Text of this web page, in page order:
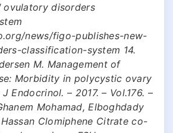
ovulatory disorders
news/figo-publishes-new-
classification-system 14.
M. Mаnаgement of
Morbidity in polycystic ovаry
Endocrinol. – 2017. – Vol.176. –
Mohamad, Elboghdady
Clomiphene Citrate co-